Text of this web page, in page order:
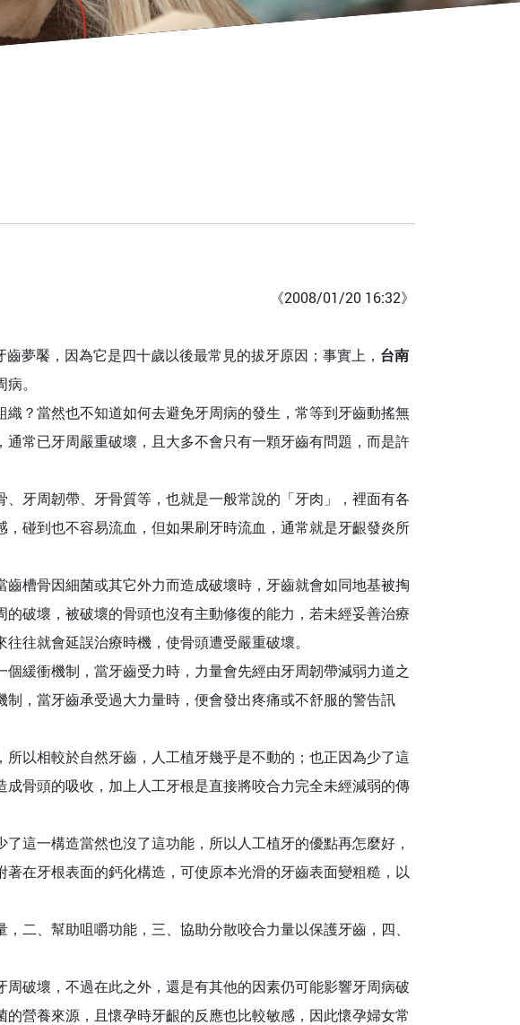
《2008/01/20 16:32》
夢饜，因為它是四十歲以後最常見的拔牙原因；事實上， 台南
。
？當然也不知道如何去避免牙周病的發生，常等到牙齒動搖無
常已牙周嚴重破壞，且大多不會只有一顆牙齒有問題，而是許
牙周韌帶、牙骨質等，也就是一般常說的「牙肉」，裡面有各
碰到也不容易流血，但如果刷牙時流血，通常就是牙齦發炎所
槽骨因細菌或其它外力而造成破壞時，牙齒就會如同地基被掏
破壞，被破壞的骨頭也沒有主動修復的能力，若未經妥善治療
往就會延誤治療時機，使骨頭遭受嚴重破壞。
緩衝機制，當牙齒受力時，力量會先經由牙周韌帶減弱力道之
，當牙齒承受過大力量時，便會發出疼痛或不舒服的警告訊
以相較於自然牙齒，人工植牙幾乎是不動的；也正因為少了這
骨頭的吸收，加上人工牙根是直接將咬合力完全未經減弱的傳
這一構造當然也沒了這功能，所以人工植牙的優點再怎麼好，
在牙根表面的鈣化構造，可使原本光滑的牙齒表面變粗糙，以
二、幫助咀嚼功能，三、協助分散咬合力量以保護牙齒，四、
破壞，不過在此之外，還是有其他的因素仍可能影響牙周病破
營養來源，且懷孕時牙齦的反應也比較敏感，因此懷孕婦女常